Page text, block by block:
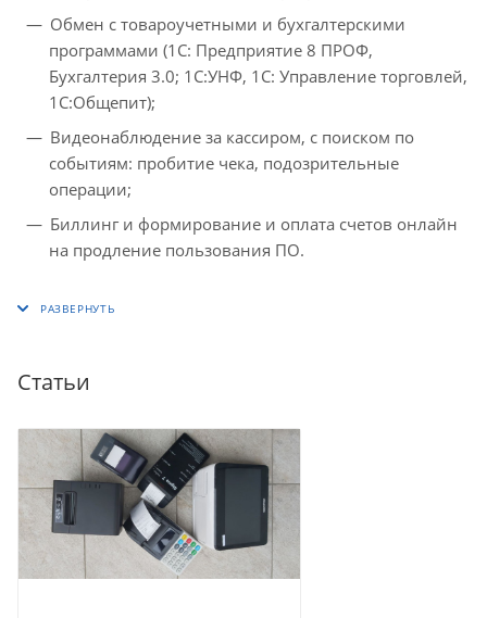
Обмен с товароучетными и бухгалтерскими
программами (1C: Предприятие 8 ПРОФ,
Бухгалтерия 3.0; 1С:УНФ, 1С: Управление торговлей,
1С:Общепит);
Видеонаблюдение за кассиром, с поиском по
событиям: пробитие чека, подозрительные
операции;
Биллинг и формирование и оплата счетов онлайн
на продление пользования ПО.
Статьи